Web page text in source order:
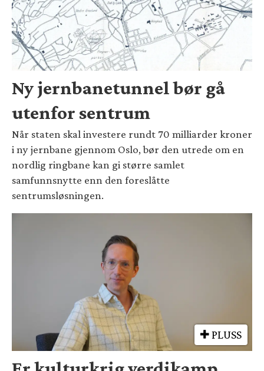
Ny jernbanetunnel bør gå
utenfor sentrum
Når staten skal investere rundt 70 milliarder kroner
i ny jernbane gjennom Oslo, bør den utrede om en
nordlig ringbane kan gi større samlet
samfunnsnytte enn den foreslåtte
sentrumsløsningen.
PLUSS